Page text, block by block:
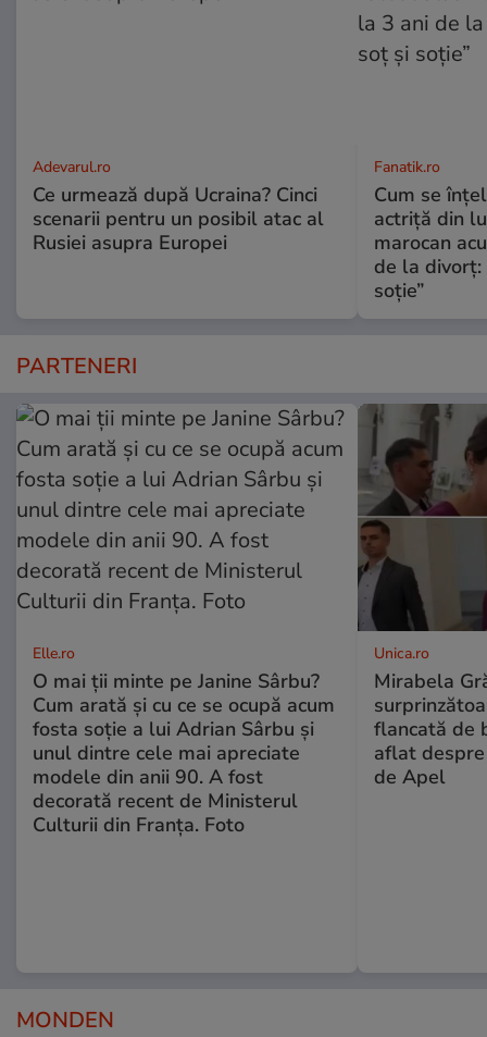
Adevarul.ro
Ce urmează după Ucraina? Cinci
scenarii pentru un posibil atac al
Rusiei asupra Europei
Fanatik.ro
Cum se
actriță din
marocan
de la divorț:
soție”
PARTENERI
Elle.ro
O mai ții minte pe Janine Sârbu?
Cum arată și cu ce se ocupă acum
fosta soție a lui Adrian Sârbu și
unul dintre cele mai apreciate
modele din anii 90. A fost
decorată recent de Ministerul
Culturii din Franța. Foto
Unica.ro
Mirabela
flancată de
aflat
de Apel
MONDEN